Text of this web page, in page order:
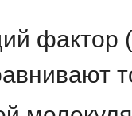
фактор